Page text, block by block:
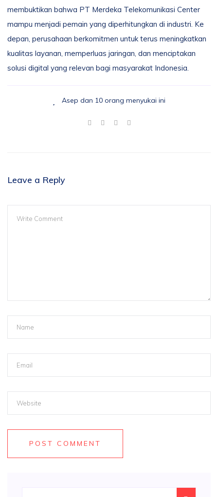
membuktikan bahwa PT Merdeka Telekomunikasi Center
mampu menjadi pemain yang diperhitungkan di industri. Ke
depan, perusahaan berkomitmen untuk terus meningkatkan
kualitas layanan, memperluas jaringan, dan menciptakan
solusi digital yang relevan bagi masyarakat Indonesia.
Asep dan 10 orang menyukai ini
Leave a Reply
POST COMMENT